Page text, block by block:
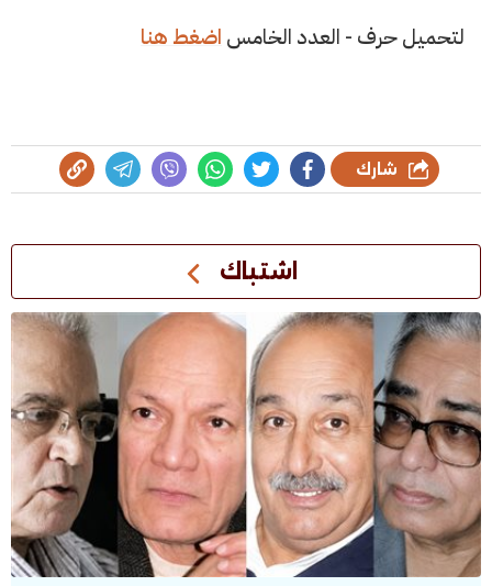
لتحميل حرف - العدد الخامس اضغط هنا
شارك
اشتباك